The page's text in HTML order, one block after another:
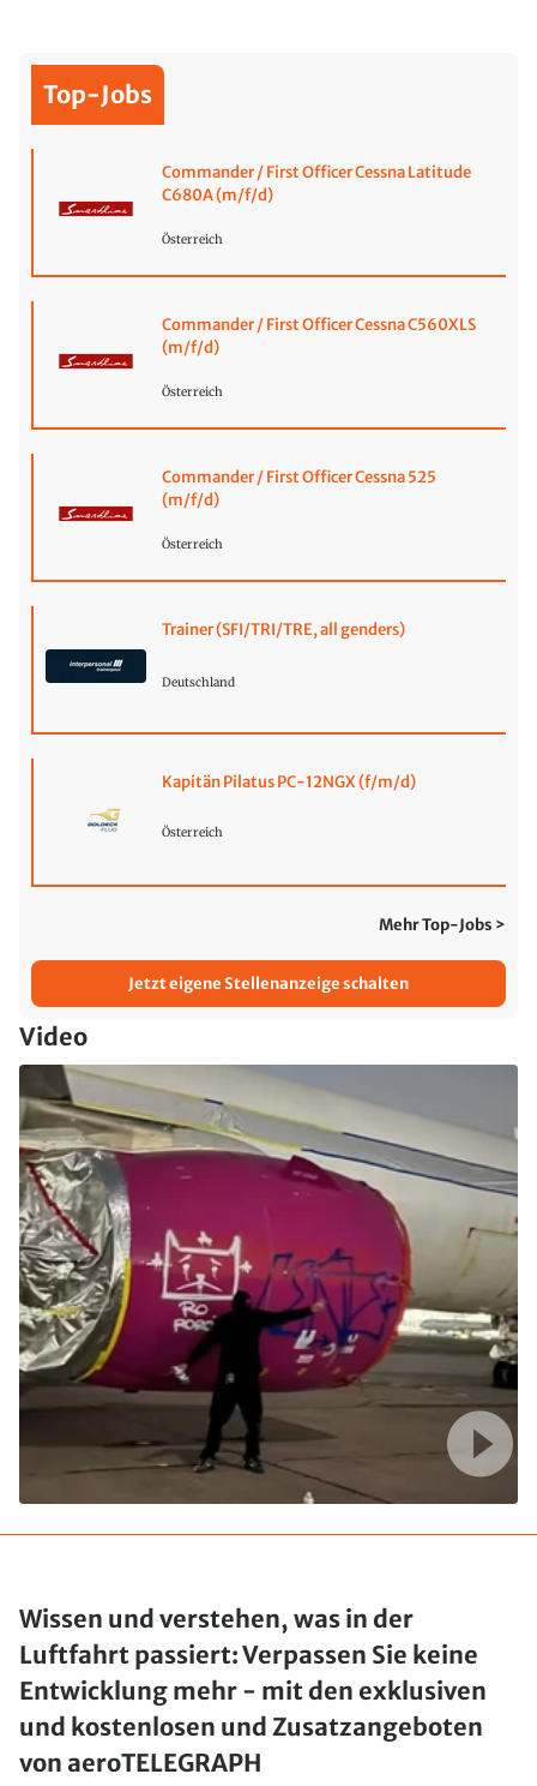
Top-Jobs
Commander / First Officer Cessna Latitude
C680A (m/f/d)
Österreich
Commander / First Officer Cessna C560XLS
(m/f/d)
Österreich
Commander / First Officer Cessna 525
(m/f/d)
Österreich
Trainer (SFI/TRI/TRE, all genders)
Deutschland
Kapitän Pilatus PC-12NGX (f/m/d)
Österreich
Mehr Top-Jobs >
Jetzt eigene Stellenanzeige schalten
Video
Wissen und verstehen, was in der
Luftfahrt passiert: Verpassen Sie keine
Entwicklung mehr - mit den exklusiven
und kostenlosen und Zusatzangeboten
von aeroTELEGRAPH